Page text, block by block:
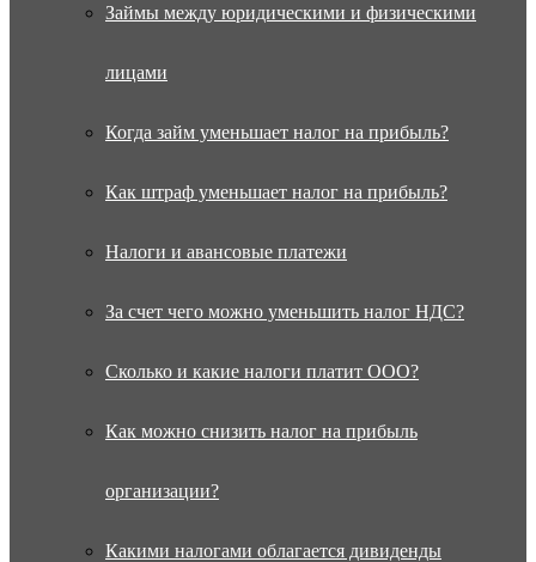
Займы между юридическими и физическими
лицами
Когда займ уменьшает налог на прибыль?
Как штраф уменьшает налог на прибыль?
Налоги и авансовые платежи
За счет чего можно уменьшить налог НДС?
Сколько и какие налоги платит ООО?
Как можно снизить налог на прибыль
организации?
Какими налогами облагается дивиденды